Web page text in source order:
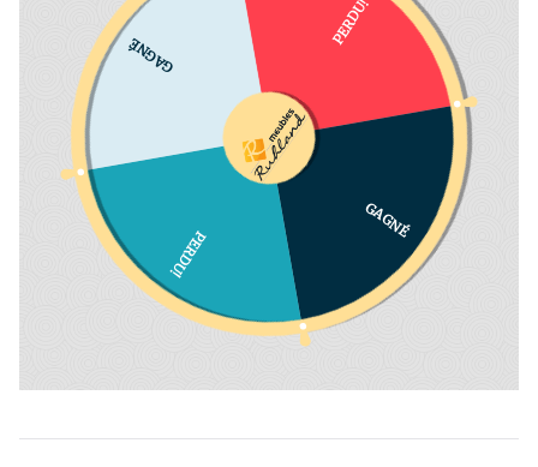
PERDU!
GAGNÉ
PERDU!
GAGNÉ